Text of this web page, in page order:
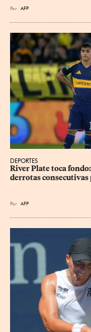
Por AFP
DEPORTES
River Plate toca
derrotas
Por AFP